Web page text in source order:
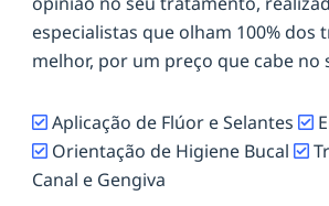
especialistas que olham 100% dos
melhor, por um preço que cabe no
Aplicação de Flúor e Selantes
Orientação de Higiene Bucal
Canal e Gengiva